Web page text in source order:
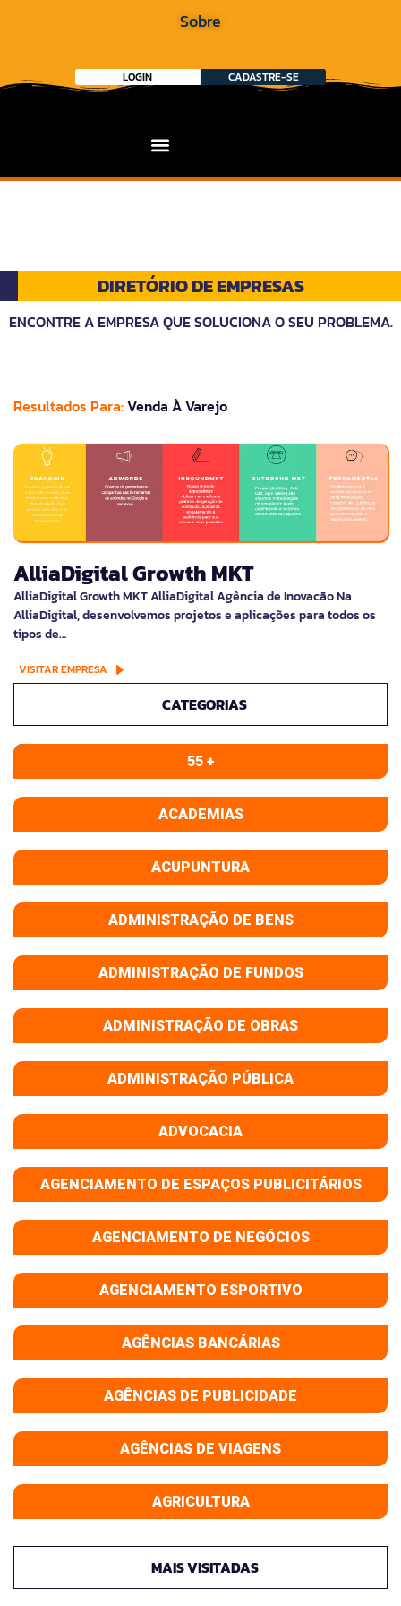
Sobre
LOGIN CADASTRE-SE
DIRETÓRIO DE EMPRESAS
ENCONTRE A EMPRESA QUE SOLUCIONA O SEU PROBLEMA.
Resultados Para:Venda À Varejo
AlliaDigital Growth MKT
AlliaDigital Growth MKT AlliaDigital Agência de Inovacão Na
AlliaDigital, desenvolvemos projetos e aplicações para todos os
tipos de…
VISITAR EMPRESA
CATEGORIAS
55 +
ACADEMIAS
ACUPUNTURA
ADMINISTRAÇÃO DE BENS
ADMINISTRAÇÃO DE FUNDOS
ADMINISTRAÇÃO DE OBRAS
ADMINISTRAÇÃO PÚBLICA
ADVOCACIA
AGENCIAMENTO DE ESPAÇOS PUBLICITÁRIOS
AGENCIAMENTO DE NEGÓCIOS
AGENCIAMENTO ESPORTIVO
AGÊNCIAS BANCÁRIAS
AGÊNCIAS DE PUBLICIDADE
AGÊNCIAS DE VIAGENS
AGRICULTURA
MAIS VISITADAS